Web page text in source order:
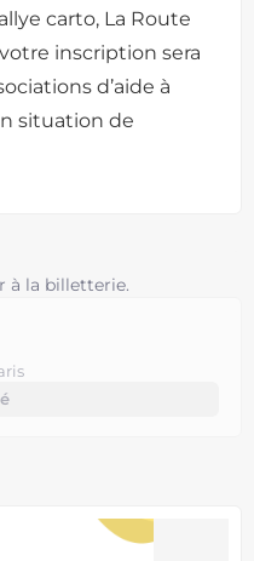
carto, La Route
inscription sera
d’aide à
situation de
à la billetterie.